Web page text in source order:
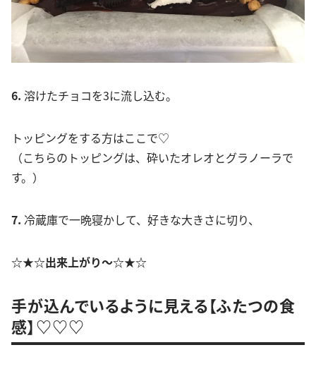
6. 溶けたチョコを3に流し込む。
トッピングをする方はここで♡
（こちらのトッピングは、砕いたオレオとグラノーラで
す。）
7. 冷蔵庫で一晩寝かして、好きな大きさに切り、
☆★☆出来上がり〜☆★☆
手が込んでいるように見える【ふたつの食
感】♡♡♡